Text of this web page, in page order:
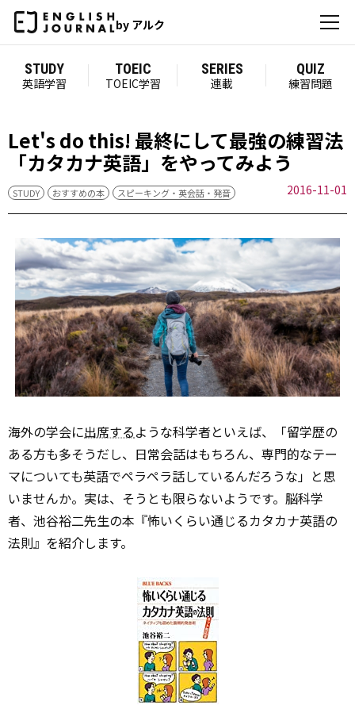
by アルク
STUDY
英語学習
TOEIC
TOEIC学習
SERIES
連載
QUIZ
練習問題
Let's do this! 最終にして最強の練習法
「カタカナ英語」をやってみよう
STUDY おすすめの本 スピーキング・英会話・発音 2016-11-01
海外の学会に出席するような科学者といえば、「留学歴の
ある方も多そうだし、日常会話はもちろん、専門的なテー
マについても英語でペラペラ話しているんだろうな」と思
いませんか。実は、そうとも限らないようです。脳科学
者、池谷裕二先生の本『怖いくらい通じるカタカナ英語の
法則』を紹介します。